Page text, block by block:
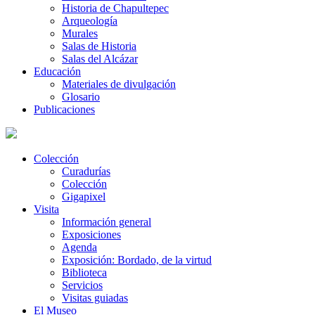
Historia de Chapultepec
Arqueología
Murales
Salas de Historia
Salas del Alcázar
Educación
Materiales de divulgación
Glosario
Publicaciones
Colección
Curadurías
Colección
Gigapixel
Visita
Información general
Exposiciones
Agenda
Exposición: Bordado, de la virtud
Biblioteca
Servicios
Visitas guiadas
El Museo